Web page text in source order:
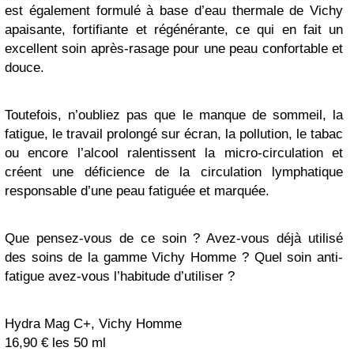
est également formulé à base d’eau thermale de Vichy
apaisante, fortifiante et régénérante, ce qui en fait un
excellent soin après-rasage pour une peau confortable et
douce.
Toutefois, n’oubliez pas que le manque de sommeil, la
fatigue, le travail prolongé sur écran, la pollution, le tabac
ou encore l’alcool ralentissent la micro-circulation et
créent une déficience de la circulation lymphatique
responsable d’une peau fatiguée et marquée.
Que pensez-vous de ce soin ? Avez-vous déjà utilisé
des soins de la gamme Vichy Homme ? Quel soin anti-
fatigue avez-vous l’habitude d’utiliser ?
Hydra Mag C+, Vichy Homme
16,90 € les 50 ml